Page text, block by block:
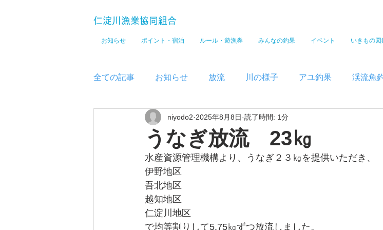
仁淀川漁業協同組合
お知らせ ポイント・宿泊 ルール・遊漁券 みんなの釣果 イベント いきもの図
全ての記事 お知らせ 放流 川の様子 アユ釣果 渓流魚
メディア
うなぎ放流 23㎏
niyodo2 2025年8月8日 読了時間: 1分
水産資源管理機構より、うなぎ２３㎏を提供いただき、
伊野地区
吾北地区
越知地区
仁淀川地区
で均等割りして5.75㎏ずつ放流しました。